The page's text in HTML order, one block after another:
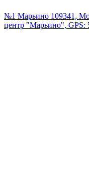
№1 Марьино 109341,
центр "Марьино", GPS: